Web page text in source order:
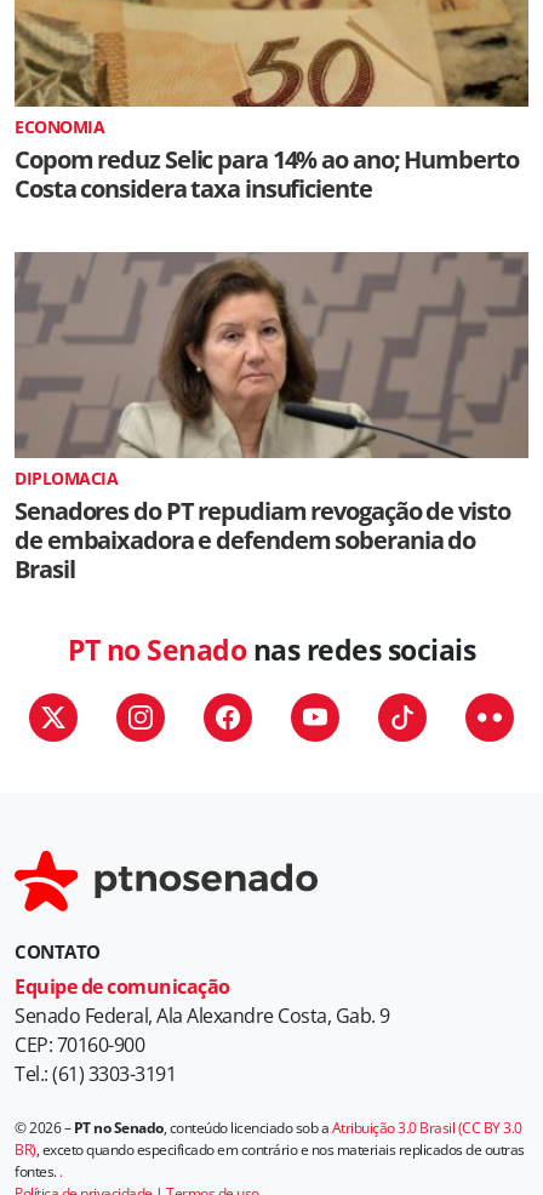
ECONOMIA
Copom reduz Selic para 14% ao ano; Humberto
Costa considera taxa insuficiente
DIPLOMACIA
Senadores do PT repudiam revogação de visto
de embaixadora e defendem soberania do
Brasil
PT no Senadonas redes sociais
CONTATO
Equipe de comunicação
Senado Federal, Ala Alexandre Costa, Gab. 9
CEP: 70160-900
Tel.: (61) 3303-3191
© 2026 –PT no Senado, conteúdo licenciado sob aAtribuição 3.0 Brasil (CC BY 3.0
BR), exceto quando especificado em contrário e nos materiais replicados de outras
fontes..